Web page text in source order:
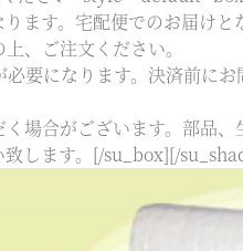
ます。宅配便でのお届け
、ご注文ください。
要になります。決済前に
合がございます。部品、
致します。[/su_box][/